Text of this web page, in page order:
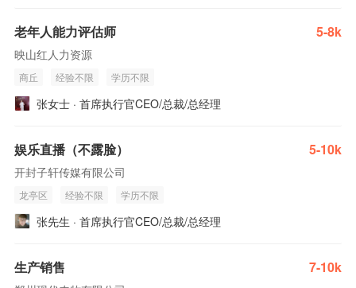
老年人能力评估师 5-8k
映山红人力资源
商丘 经验不限 学历不限
张女士 · 首席执行官CEO/总裁/总经理
娱乐直播（不露脸） 5-10k
开封子轩传媒有限公司
龙亭区 经验不限 学历不限
张先生 · 首席执行官CEO/总裁/总经理
生产销售 7-10k